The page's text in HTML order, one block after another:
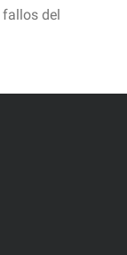
fallos del